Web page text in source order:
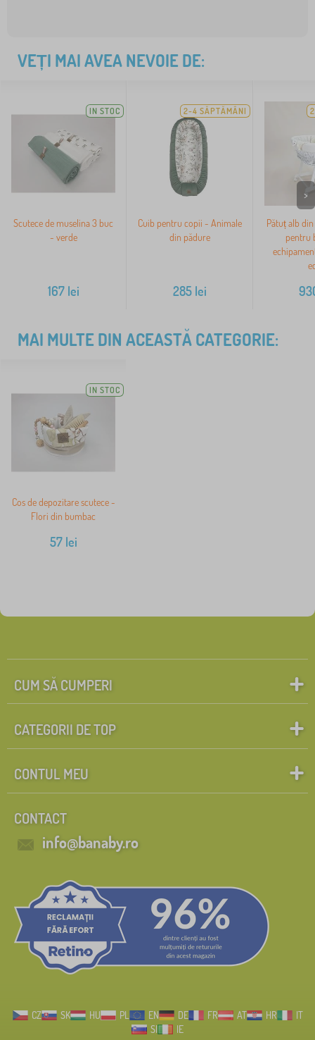
VEȚI MAI AVEA NEVOIE DE:
IN STOC
Scutece de muselina 3 buc
- verde
167lei
2-4 SĂPTĂMÂNI
Cuib pentru copii - Animale
din pădure
285 lei
Pătuț alb
pentru
>
MAI MULTE DIN ACEASTĂ CATEGORIE:
IN STOC
Cos de depozitare scutece -
Flori din bumbac
57lei
CUM SĂ CUMPERI
CATEGORII DE TOP
CONTUL MEU
CONTACT
info@banaby.ro
CZ SK HU PL EN DE FR AT HR
IT
SI
IE